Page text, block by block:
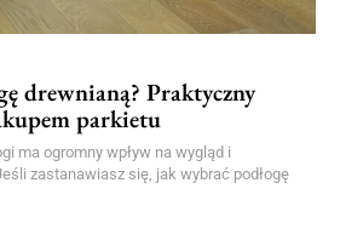
drewnianą? Praktyczny
parkietu
ma ogromny wpływ na wygląd i
zastanawiasz się, jak wybrać podłogę